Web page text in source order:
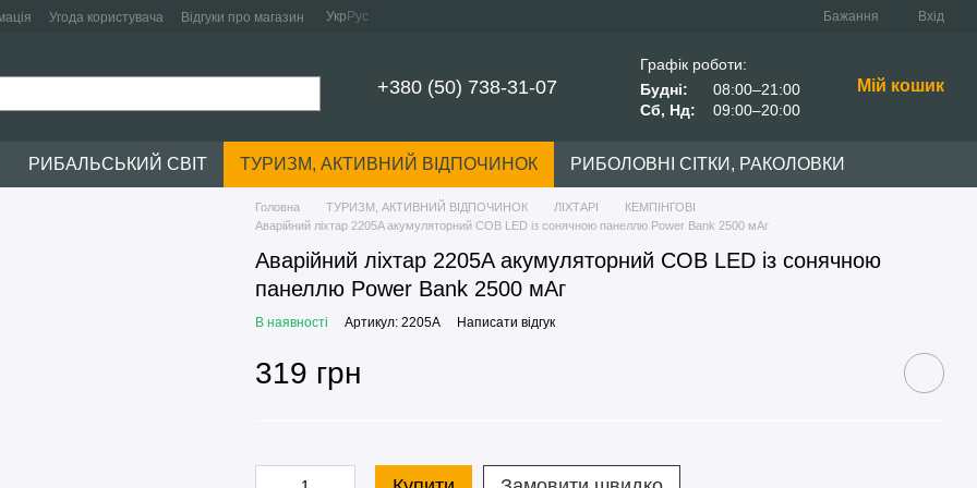
Угода користувача Відгуки про магазин Укр Рус Бажання Вхід
+380 (50) 738-31-07
Графік роботи:
Будні:
08:00–21:00
Сб, Нд:
09:00–20:00
Мій кошик
РИБАЛЬСЬКИЙ СВІТ ТУРИЗМ, АКТИВНИЙ ВІДПОЧИНОК РИБОЛОВНІ СІТКИ, РАКОЛОВКИ
Головна ТУРИЗМ, АКТИВНИЙ ВІДПОЧИНОК ЛІХТАРІ
КЕМПІНГОВІ
Аварійний ліхтар 2205A акумуляторний COB LED із сонячною панеллю Power Bank 2500 мАг
Аварійний ліхтар 2205A акумуляторний COB LED із сонячною
панеллю Power Bank 2500 мАг
В наявності Артикул: 2205A Написати відгук
319 грн